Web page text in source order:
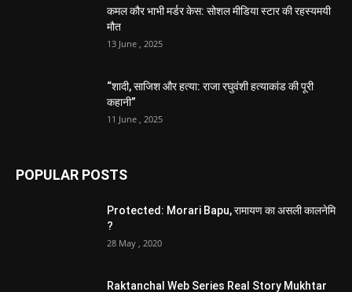
कमल कौर भाभी मर्डर केस: सोशल मीडिया स्टार की रहस्यमयी
मौत
13 June , 2025
“शादी, साजिश और हत्या: राजा रघुवंशी हत्याकांड की पूरी
कहानी”
11 June , 2025
POPULAR POSTS
Protected: Morari Bapu, रामायण का असली कालनेमि
?
28 May , 2020
Raktanchal Web Series Real Story Mukhtar